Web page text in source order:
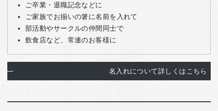
ご卒業・退職記念などに
ご家族でお揃いの箸に名前を入れて
部活動やサークルの仲間同士で
飲食店など、常連のお客様に
名入れについて詳しくはこちら